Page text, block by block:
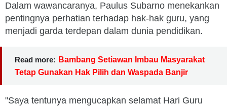
Dalam wawancaranya, Paulus Subarno menekankan
pentingnya perhatian terhadap hak-hak guru, yang
menjadi garda terdepan dalam dunia pendidikan.
Read more: Bambang Setiawan Imbau Masyarakat
Tetap Gunakan Hak Pilih dan Waspada Banjir
"Saya tentunya mengucapkan selamat Hari Guru